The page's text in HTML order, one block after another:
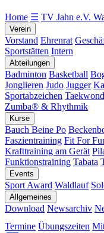
Home ☰ TV Jahn e.V.
Verein
Vorstand Ehrenrat
Sportstätten Intern
Abteilungen
Badminton Basketball
Jonglieren Judo Jugger
Sportabzeichen
Zumba® & Rhythmik
Kurse
Bauch Beine Po
Faszientraining Fit For
Krafttraining am Gerät
Funktionstraining Tabata
Events
Sport Award Waldlauf
Allgemeines
Download Newsarchiv
Termine Übungszeiten